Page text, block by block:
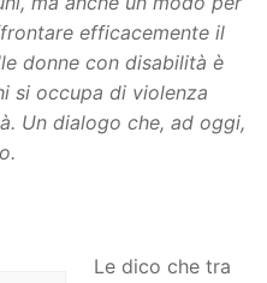
efficacemente il
donne con disabilità è
si occupa di violenza
Un dialogo che, ad oggi,
Le dico che tra